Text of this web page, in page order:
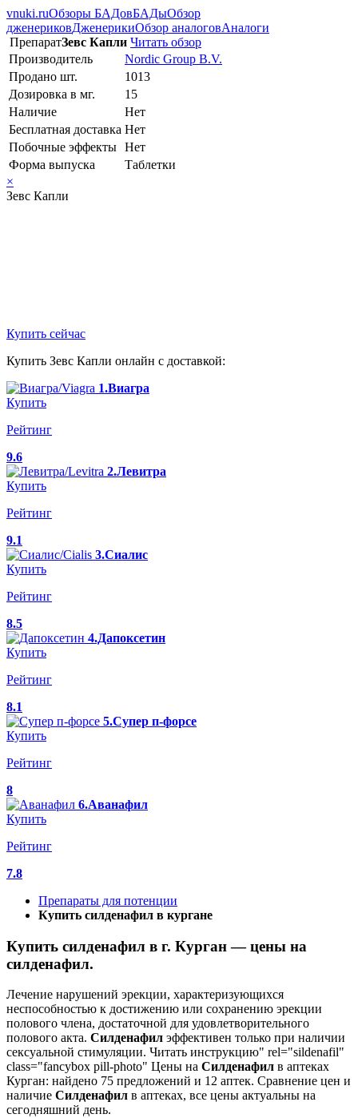
vnuki.ruОбзоры БАДовБАДыОбзор
дженериковДженерикиОбзор аналоговАналоги
ПрепаратЗевс Капли Читать обзор
Производитель
Nordic Group B.V.
Продано шт.
1013
Дозировка в мг.
15
Наличие
Нет
Бесплатная доставка Нет
Побочные эффекты Нет
Форма выпуска
Таблетки
×
Зевс Капли
Купить сейчас
Купить Зевс Капли онлайн с доставкой:
1.Виагра
Купить
Рейтинг
9.6
2.Левитра
Купить
Рейтинг
9.1
3.Сиалис
Купить
Рейтинг
8.5
4.Дапоксетин
Купить
Рейтинг
8.1
5.Супер п-форсе
Купить
Рейтинг
8
6.Аванафил
Купить
Рейтинг
7.8
Препараты для потенции
Купить силденафил в кургане
Купить силденафил в г. Курган — цены на
силденафил.
Лечение нарушений эрекции, характеризующихся
неспособностью к достижению или сохранению эрекции
полового члена, достаточной для удовлетворительного
полового акта. Силденафил эффективен только при наличии
сексуальной стимуляции. Читать инструкцию" rel="sildenafil"
class="fancybox pill-photo" Цены на Силденафил в аптеках
Курган: найдено 75 предложений и 12 аптек. Сравнение цен и
наличие Силденафил в аптеках, все цены актуальны на
сегодняшний день.